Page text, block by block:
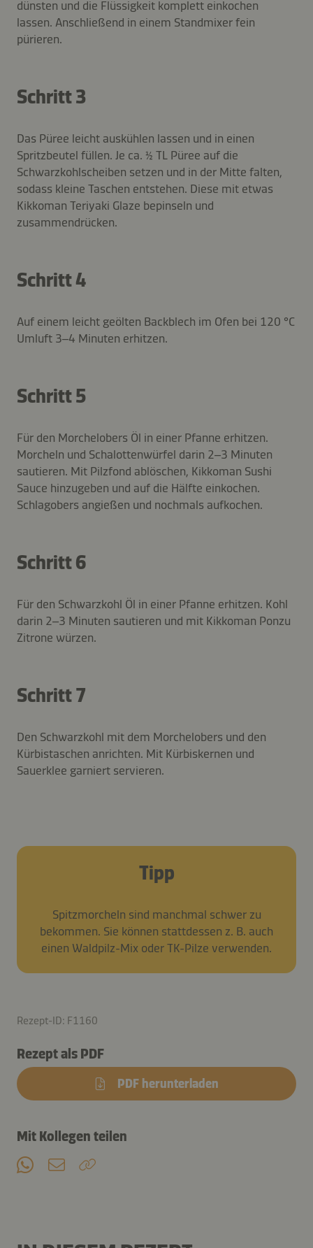
dünsten und die Flüssigkeit komplett einkochen
lassen. Anschließend in einem Standmixer fein
pürieren.
Schritt 3
Das Püree leicht auskühlen lassen und in einen
Spritzbeutel füllen. Je ca. ½ TL Püree auf die
Schwarzkohlscheiben setzen und in der Mitte falten,
sodass kleine Taschen entstehen. Diese mit etwas
Kikkoman Teriyaki Glaze bepinseln und
zusammendrücken.
Schritt 4
Auf einem leicht geölten Backblech im Ofen bei 120 °C
Umluft 3–4 Minuten erhitzen.
Schritt 5
Für den Morchelobers Öl in einer Pfanne erhitzen.
Morcheln und Schalottenwürfel darin 2–3 Minuten
sautieren. Mit Pilzfond ablöschen, Kikkoman Sushi
Sauce hinzugeben und auf die Hälfte einkochen.
Schlagobers angießen und nochmals aufkochen.
Schritt 6
Für den Schwarzkohl Öl in einer Pfanne erhitzen. Kohl
darin 2–3 Minuten sautieren und mit Kikkoman Ponzu
Zitrone würzen.
Schritt 7
Den Schwarzkohl mit dem Morchelobers und den
Kürbistaschen anrichten. Mit Kürbiskernen und
Sauerklee garniert servieren.
Tipp
Spitzmorcheln sind manchmal schwer zu
bekommen. Sie können stattdessen z. B. auch
einen Waldpilz-Mix oder TK-Pilze verwenden.
Rezept-ID: F1160
Rezept als PDF
PDF herunterladen
Mit Kollegen teilen